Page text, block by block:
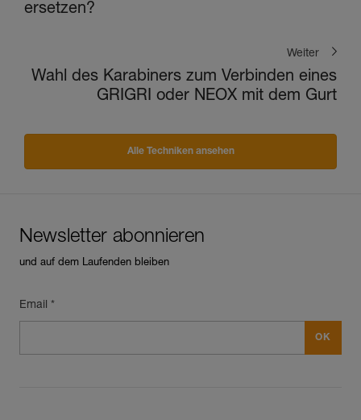
ersetzen?
Weiter
Wahl des Karabiners zum Verbinden eines
GRIGRI oder NEOX mit dem Gurt
Alle Techniken ansehen
Newsletter abonnieren
und auf dem Laufenden bleiben
Email *